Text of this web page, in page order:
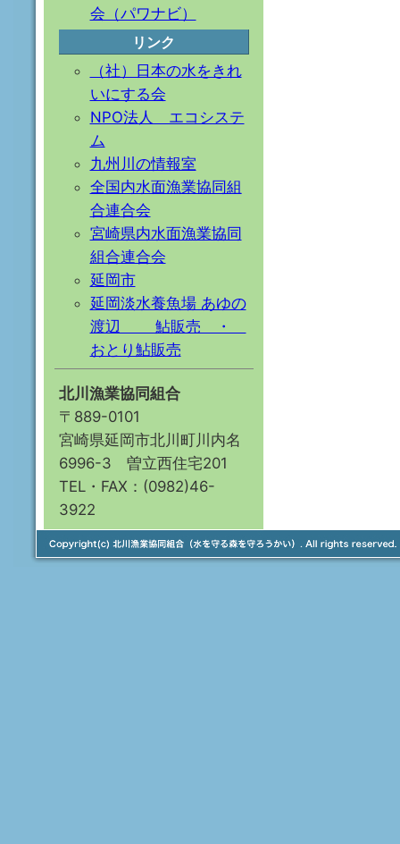
会（パワナビ）
リンク
（社）日本の水をきれ
いにする会
NPO法人 エコシステ
ム
九州川の情報室
全国内水面漁業協同組
合連合会
宮崎県内水面漁業協同
組合連合会
延岡市
延岡淡水養魚場 あゆの
渡辺 鮎販売 ・
おとり鮎販売
北川漁業協同組合
〒889-0101
宮崎県延岡市北川町川内名
6996-3 曽立西住宅201
TEL・FAX：(0982)46-
3922